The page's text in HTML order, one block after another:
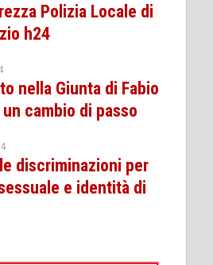
Polizia Locale di
h24
nella Giunta di Fabio
cambio di passo
discriminazioni per
e identità di